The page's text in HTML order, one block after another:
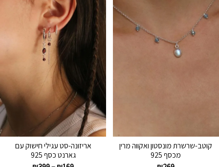
קוטב-שרשרת מונסטון ואקווה מרין
מכסף 925
אריזונה-סט עגילי חישוק עם
גארנט כסף 925